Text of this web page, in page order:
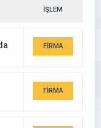
İŞLEM
FİRMA
FİRMA